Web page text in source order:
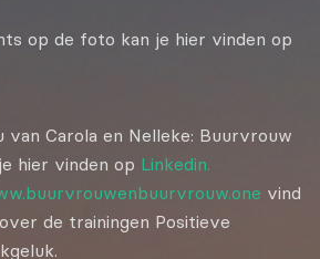
op de foto kan je hier vinden op
van Carola en Nelleke: Buurvrouw
hier vinden op Linkedin.
vind
de trainingen Positieve